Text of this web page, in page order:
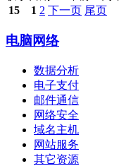
15
1 2 下一页 尾页
电脑网络
数据分析
电子支付
邮件通信
网络安全
域名主机
网站服务
其它资源